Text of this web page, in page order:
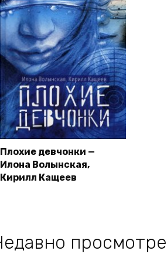
Плохие девчонки —
Илона Волынская,
Кирилл Кащеев